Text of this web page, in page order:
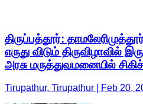
திருப்பத்தூர்:
எருது விடும் திருவிழாவில்
அரசு மருத்துவமனையில்
Tirupathur, Tirupathur | Feb 20,